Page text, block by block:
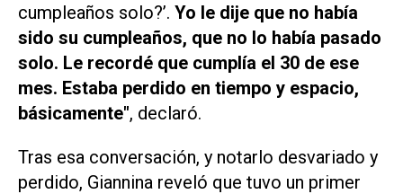
cumpleaños solo?’. Yo le dije que no había
sido su cumpleaños, que no lo había pasado
solo. Le recordé que cumplía el 30 de ese
mes. Estaba perdido en tiempo y espacio,
básicamente", declaró.
Tras esa conversación, y notarlo desvariado y
perdido, Giannina reveló que tuvo un primer